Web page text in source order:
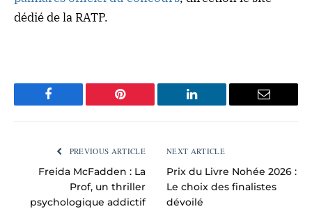
dédié de la RATP.
Facebook Pinterest LinkedIn Email
PREVIOUS ARTICLE
Freida McFadden : La
Prof, un thriller
psychologique addictif
NEXT ARTICLE
Prix du Livre Nohée 2026 :
Le choix des finalistes
dévoilé